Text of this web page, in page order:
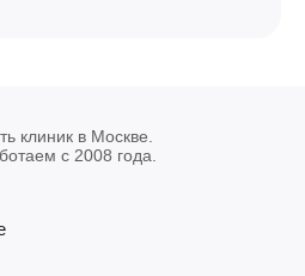
клиник в Москве.
с 2008 года.